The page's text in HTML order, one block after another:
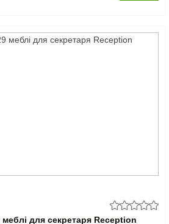
для секретаря Reception